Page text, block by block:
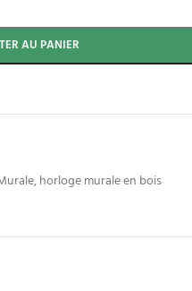
AU PANIER
,horloge murale en bois